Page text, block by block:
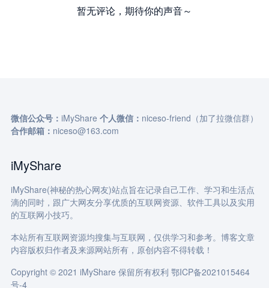
暂无评论，期待你的声音～
微信公众号： iMyShare 个人微信： niceso-friend（加了拉微信群）
合作邮箱： niceso@163.com
iMyShare
iMyShare(神秘的热心网友)站点旨在记录自己工作、学习和生活点
滴的同时，跟广大网友分享优质的互联网资源、软件工具以及实用
的互联网小技巧。
本站所有互联网资源均搜集与互联网，仅供学习和参考。博客文章
内容版权归作者及来源网站所有，原创内容不得转载！
Copyright © 2021 iMyShare 保留所有权利 鄂ICP备2021015464
号-4